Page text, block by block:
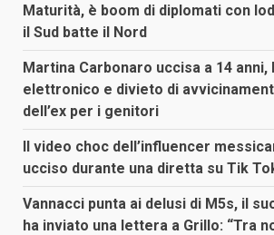
Maturità, è boom di diplomati con
il Sud batte il Nord
Martina Carbonaro uccisa a 14
elettronico e divieto di
dell’ex per i genitori
Il video choc dell’influencer
ucciso durante una diretta su Tik
Vannacci punta ai delusi di M5s, il
ha inviato una lettera a Grillo: “Tra